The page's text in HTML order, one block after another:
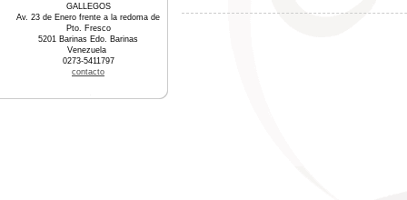
GALLEGOS
Av. 23 de Enero frente a la redoma de
Pto. Fresco
5201 Barinas Edo. Barinas
Venezuela
0273-5411797
contacto